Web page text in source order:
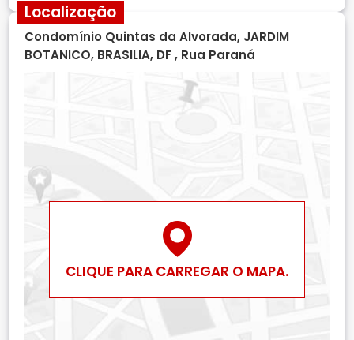
Localização
Condomínio Quintas da Alvorada, JARDIM
BOTANICO, BRASILIA, DF , Rua Paraná
CLIQUE PARA CARREGAR O MAPA.